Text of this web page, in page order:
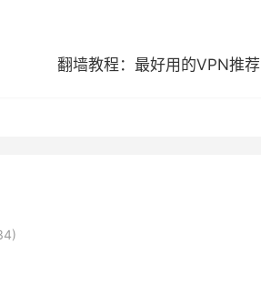
翻墙教程：最好用的VPN推荐